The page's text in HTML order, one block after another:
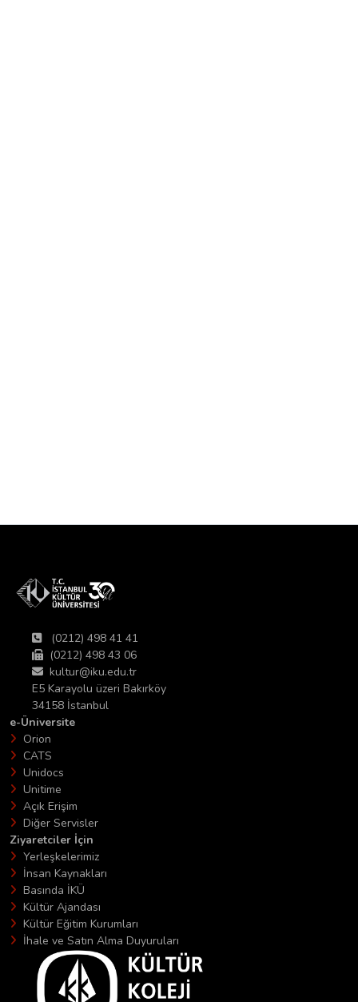
(0212) 498 41 41
(0212) 498 43 06
kultur@iku.edu.tr
E5 Karayolu üzeri Bakırköy
34158 İstanbul
e-Üniversite
Orion
CATS
Unidocs
Unitime
Açık Erişim
Diğer Servisler
Ziyaretciler İçin
Yerleşkelerimiz
İnsan Kaynakları
Basında İKÜ
Kültür Ajandası
Kültür Eğitim Kurumları
İhale ve Satın Alma Duyuruları